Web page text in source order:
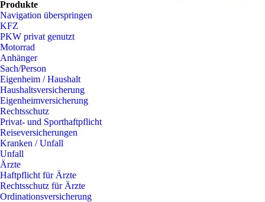
Produkte
Navigation überspringen
KFZ
PKW privat genutzt
Motorrad
Anhänger
Sach/Person
Eigenheim / Haushalt
Haushaltsversicherung
Eigenheimversicherung
Rechtsschutz
Privat- und Sporthaftpflicht
Reiseversicherungen
Kranken / Unfall
Unfall
Ärzte
Haftpflicht für Ärzte
Rechtsschutz für Ärzte
Ordinationsversicherung